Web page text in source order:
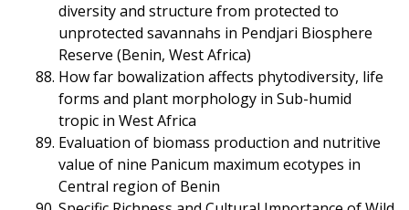
diversity and structure from protected to
unprotected savannahs in Pendjari Biosphere
Reserve (Benin, West Africa)
How far bowalization affects phytodiversity, life
forms and plant morphology in Sub-humid
tropic in West Africa
Evaluation of biomass production and nutritive
value of nine Panicum maximum ecotypes in
Central region of Benin